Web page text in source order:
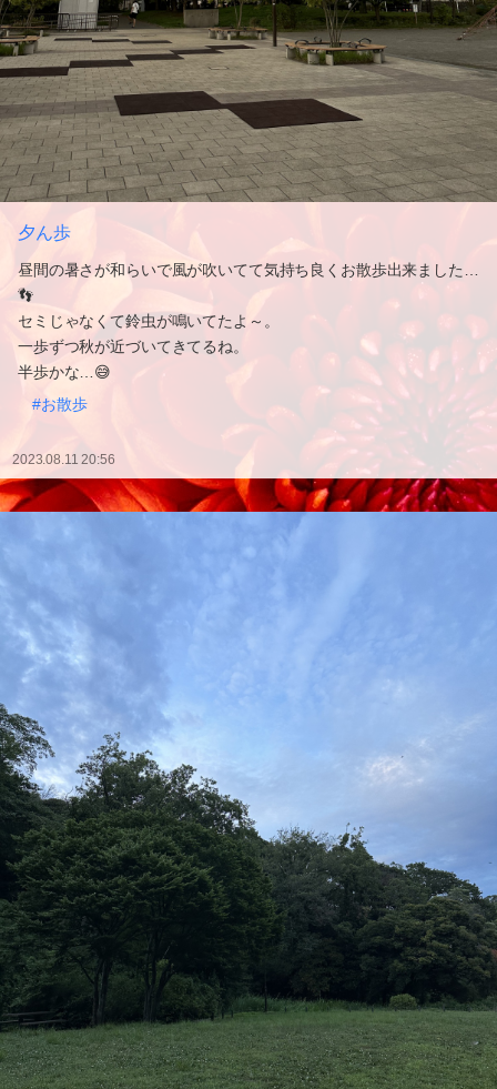
夕ん歩
昼間の暑さが和らいで風が吹いてて気持ち良くお散歩出来ました…
👣
セミじゃなくて鈴虫が鳴いてたよ～。
一歩ずつ秋が近づいてきてるね。
半歩かな…😅
#お散歩
2023.08.11 20:56